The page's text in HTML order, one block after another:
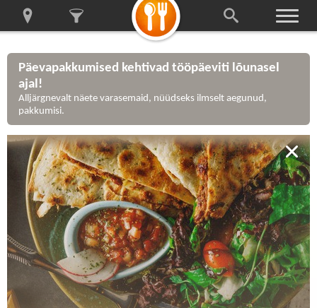
Päevapakkumised kehtivad tööpäeviti lõunasel
ajal!
Alljärgnevalt näete varasemaid, nüüdseks ilmselt aegunud,
pakkumisi.